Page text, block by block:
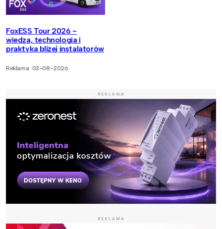
FoxESS Tour 2026 -
wiedza, technologia i
praktyka bliżej instalatorów
Reklama 03-08-2026
REKLAMA
REKLAMA